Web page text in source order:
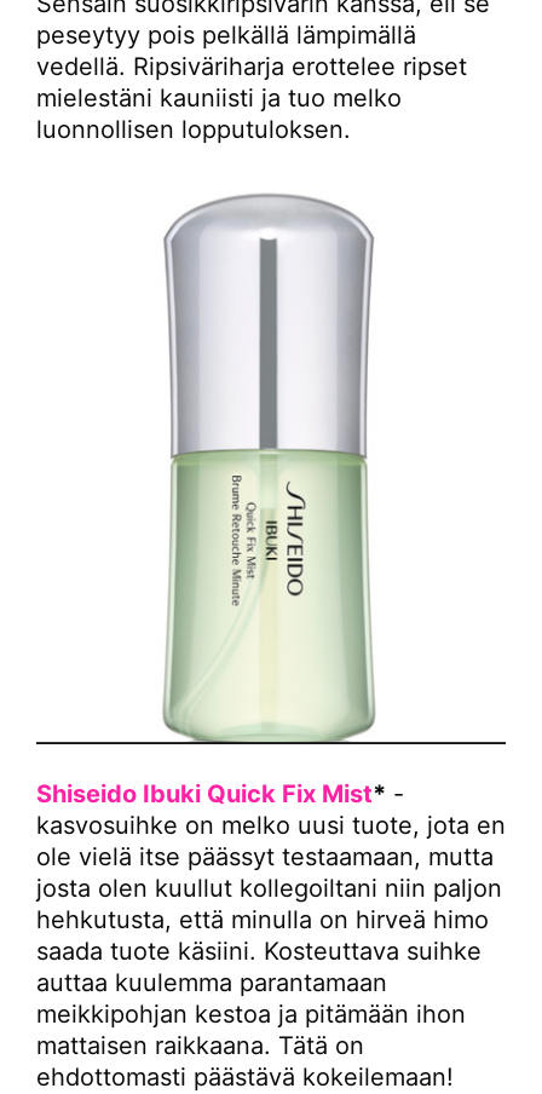
peseytyy pois pelkällä lämpimällä
vedellä. Ripsiväriharja erottelee ripset
mielestäni kauniisti ja tuo melko
luonnollisen lopputuloksen.
Shiseido Ibuki Quick Fix Mist* -
kasvosuihke on melko uusi tuote, jota en
ole vielä itse päässyt testaamaan, mutta
josta olen kuullut kollegoiltani niin paljon
hehkutusta, että minulla on hirveä himo
saada tuote käsiini. Kosteuttava suihke
auttaa kuulemma parantamaan
meikkipohjan kestoa ja pitämään ihon
mattaisen raikkaana. Tätä on
ehdottomasti päästävä kokeilemaan!